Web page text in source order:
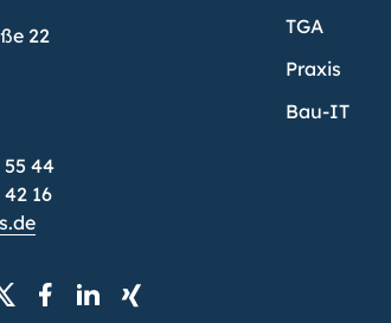
22
55 44
42 16
TGA
Praxis
Bau-IT